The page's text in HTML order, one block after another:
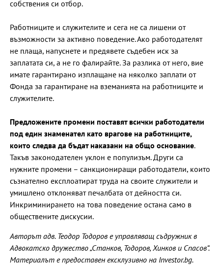
собствения си отбор.
Работниците и служителите и сега не са лишени от
възможности за активно поведение. Ако работодателят
не плаща, напуснете и предявете съдебен иск за
заплатата си, а не го фалирайте. За разлика от него, вие
имате гарантирано изплащане на няколко заплати от
Фонда за гарантиране на вземанията на работниците и
служителите.
Предложените промени поставят всички работодатели
под един знаменател като врагове на работниците,
които следва да бъдат наказани на общо основание.
Такъв законодателен уклон е популизъм. Други са
нужните промени – санкциониращи работодатели, които
съзнателно експлоатират труда на своите служители и
умишлено отклоняват печалбата от дейността си.
Инкриминирането на това поведение остана само в
обществените дискусии.
Авторът адв. Теодор Тодоров е управляващ съдружник в
Адвокатско дружество „Станков, Тодоров, Хинков и Спасов“.
Материалът е предоставен ексклузивно на Investor.bg.